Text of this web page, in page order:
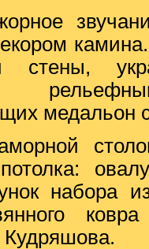
стены,
медальон
набора